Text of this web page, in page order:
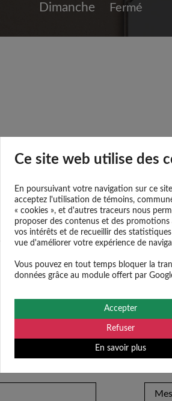
Dimanche Fermé
OBTENIR DES
Ce site web utilise des
En poursuivant votre navigation sur ce
acceptez l'utilisation de témoins,
« cookies », et d'autres traceurs nous
proposer des contenus et des promotions
vos intérêts et de recueillir des
vue d'améliorer votre expérience de
Vous pouvez en tout temps bloquer la
données grâce au module offert par
Accepter
Refuser
En savoir plus